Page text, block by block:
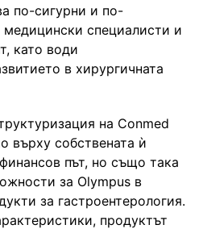
по-сигурни и по-
специалисти и
като води
в хирургичната
на Conmed
върху собствената ѝ
път, но също така
за Olympus в
за гастроентерология.
продуктът